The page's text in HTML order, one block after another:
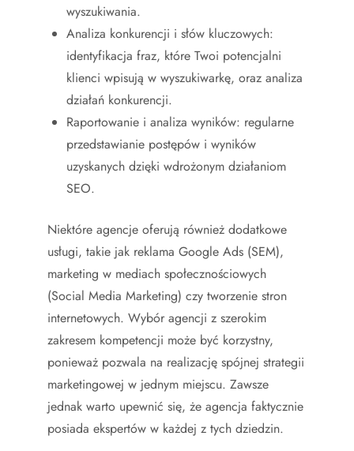
wyszukiwania.
Analiza konkurencji i słów kluczowych:
identyfikacja fraz, które Twoi potencjalni
klienci wpisują w wyszukiwarkę, oraz analiza
działań konkurencji.
Raportowanie i analiza wyników: regularne
przedstawianie postępów i wyników
uzyskanych dzięki wdrożonym działaniom
SEO.
Niektóre agencje oferują również dodatkowe
usługi, takie jak reklama Google Ads (SEM),
marketing w mediach społecznościowych
(Social Media Marketing) czy tworzenie stron
internetowych. Wybór agencji z szerokim
zakresem kompetencji może być korzystny,
ponieważ pozwala na realizację spójnej strategii
marketingowej w jednym miejscu. Zawsze
jednak warto upewnić się, że agencja faktycznie
posiada ekspertów w każdej z tych dziedzin.